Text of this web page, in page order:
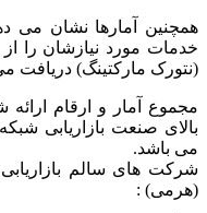
خدمات مورد نیازشان را
(نتورک مارکتینگ) دریافت
مجموع آمار و ارقام ارائه
بالای صنعت بازاریابی
می باشد.
شرکت های سالم
(هرمی) :